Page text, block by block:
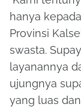
hanya
Provinsi
swasta.
layanannya
ujungnya
yang luas